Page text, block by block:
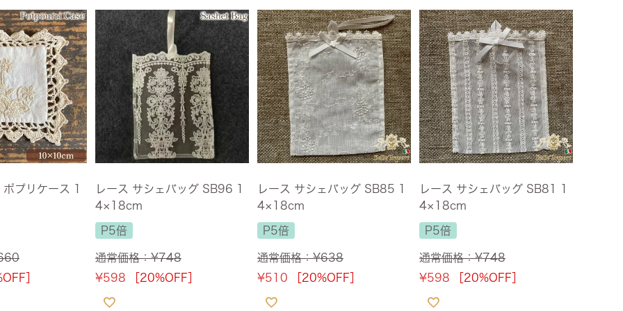
プリケース 1
］
レース サシェバッグ SB96 1
4×18cm
P5倍
通常価格：¥748
¥598 ［20%OFF］
レース サシェバッグ SB85 1
4×18cm
P5倍
通常価格：¥638
¥510 ［20%OFF］
レース サシェバッグ SB81 1
4×18cm
P5倍
通常価格：¥748
¥598 ［20%OFF］